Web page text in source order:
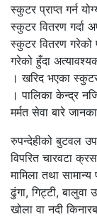
स्कुटर प्राप्त गर्न
स्कुटर वितरण गर्दा
स्कुटर वितरण गरेको
गरेको हुँदा
। खरिद भएका
। पालिका केन्द्र
मर्मत सेवा बारे
रुपन्देहीको बुटवल
विपरित चारवटा
मामिला तथा
ढुंगा, गिट्टी, बालुवा
खोला वा नदी